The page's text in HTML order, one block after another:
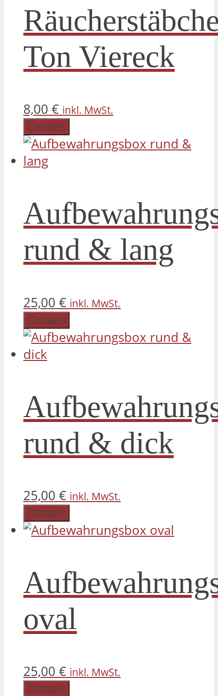
Ton Viereck
8,00 € inkl. MwSt.
Details
rund & lang
25,00 € inkl. MwSt.
Details
rund & dick
25,00 € inkl. MwSt.
Details
oval
25,00 € inkl. MwSt.
Details